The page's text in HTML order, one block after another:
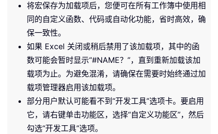
将宏保存为加载项后，您便可在所有工作簿中使用相
同的自定义函数、代码或自动化功能，省时高效，确
保一致性。
如果 Excel 关闭或稍后禁用了该加载项，其中的函
数可能会暂时显示“#NAME？”，直到重新加载该加
载项为止。为避免混淆，请确保在需要时始终通过加
载项管理器启用该加载项。
部分用户默认可能看不到“开发工具”选项卡。要启用
它，请右键单击功能区，选择“自定义功能区”，然后
勾选“开发工具”选项。